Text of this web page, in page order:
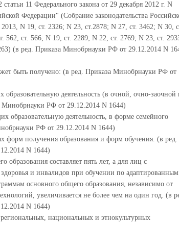
11 Федерального закона от 29 декабря 2012 г. N
Федерации" (Собрание законодательства
N 19, ст. 2326; N 23, ст.2878; N 27, ст. 3462; N 30,
562, ст. 566; N 19, ст. 2289; N 22, ст. 2769; N 23, ст.
(в ред. Приказа Минобрнауки РФ от 29.12.2014 N
быть получено: (в ред. Приказа Минобрнауки РФ от
деятельность (в очной, очно-заочной
РФ от 29.12.2014 N 1644)
образовательную деятельность, в форме семейного
РФ от 29.12.2014 N 1644)
форм получения образования и форм обучения. (в ред.
N 1644)
образования составляет пять лет, а для лиц с
и инвалидов при обучении по адаптированным
основного общего образования, независимо от
увеличивается не более чем на один год. (в
N 1644)
национальных и этнокультурных